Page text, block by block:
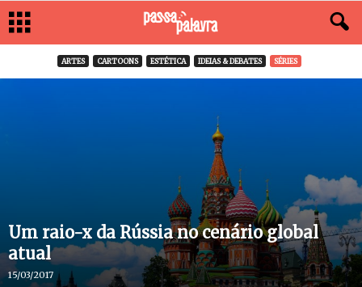
ARTES CARTOONS ESTÉTICA IDEIAS & DEBATES SÉRIES
Um raio-x da Rússia no cenário global
atual
15/03/2017